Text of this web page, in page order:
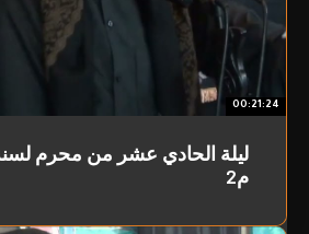
00:21:24
م2